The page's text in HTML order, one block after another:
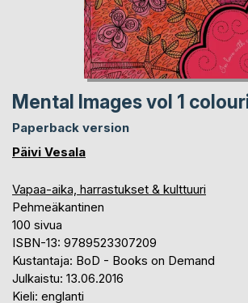
Mental Images vol 1
Paperback version
Päivi Vesala
Vapaa-aika, harrastukset & kulttuuri
Pehmeäkantinen
100 sivua
ISBN-13: 9789523307209
Kustantaja: BoD - Books on Demand
Julkaistu: 13.06.2016
Kieli: englanti